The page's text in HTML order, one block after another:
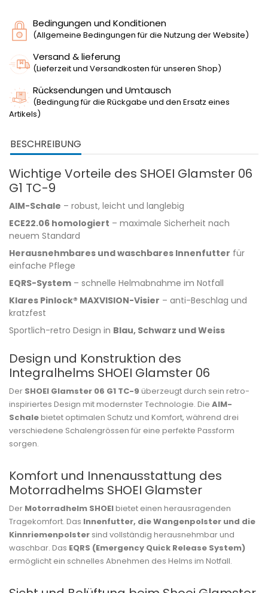
Bedingungen und Konditionen
(Allgemeine Bedingungen für die Nutzung der Website)
Versand & lieferung
(Lieferzeit und Versandkosten für unseren Shop)
Rücksendungen und Umtausch
(Bedingung für die Rückgabe und den Ersatz eines
Artikels)
BESCHREIBUNG
Wichtige Vorteile des SHOEI Glamster 06
G1 TC-9
AIM-Schale – robust, leicht und langlebig
ECE22.06 homologiert – maximale Sicherheit nach
neuem Standard
Herausnehmbares und waschbares Innenfutter für
einfache Pflege
EQRS-System – schnelle Helmabnahme im Notfall
Klares Pinlock® MAXVISION-Visier – anti-Beschlag und
kratzfest
Sportlich-retro Design in Blau, Schwarz und Weiss
Design und Konstruktion des
Integralhelms SHOEI Glamster 06
Der SHOEI Glamster 06 G1 TC-9 überzeugt durch sein retro-
inspiriertes Design mit modernster Technologie. Die AIM-
Schalebietet optimalen Schutz und Komfort, während drei
verschiedene Schalengrössen für eine perfekte Passform
sorgen.
Komfort und Innenausstattung des
Motorradhelms SHOEI Glamster
Der Motorradhelm SHOEIbietet einen herausragenden
Tragekomfort. Das Innenfutter, die Wangenpolster und die
Kinnriemenpolster sind vollständig herausnehmbar und
waschbar. Das EQRS (Emergency Quick Release System)
ermöglicht ein schnelles Abnehmen des Helms im Notfall.